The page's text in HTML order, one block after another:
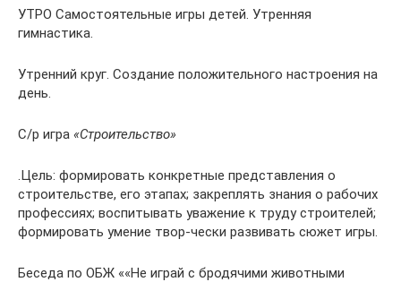
УТРО Самостоятельные игры детей. Утренняя
гимнастика.
Утренний круг. Создание положительного настроения на
день.
С/р игра «Строительство»
.Цель: формировать конкретные представления о
строительстве, его этапах; закреплять знания о рабочих
профессиях; воспитывать уважение к труду строителей;
формировать умение твор-чески развивать сюжет игры.
Беседа по ОБЖ ««Не играй с бродячими животными